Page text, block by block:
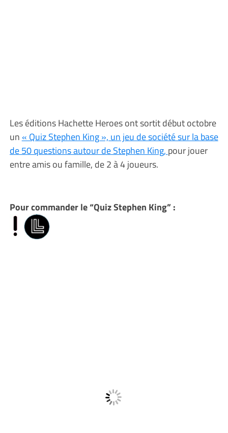
Les éditions Hachette Heroes ont sortit début octobre
un« Quiz Stephen King », un jeu de société sur la base
de 50 questions autour de Stephen King, pour jouer
entre amis ou famille, de 2 à 4 joueurs.
Pour commander le “Quiz Stephen King” :